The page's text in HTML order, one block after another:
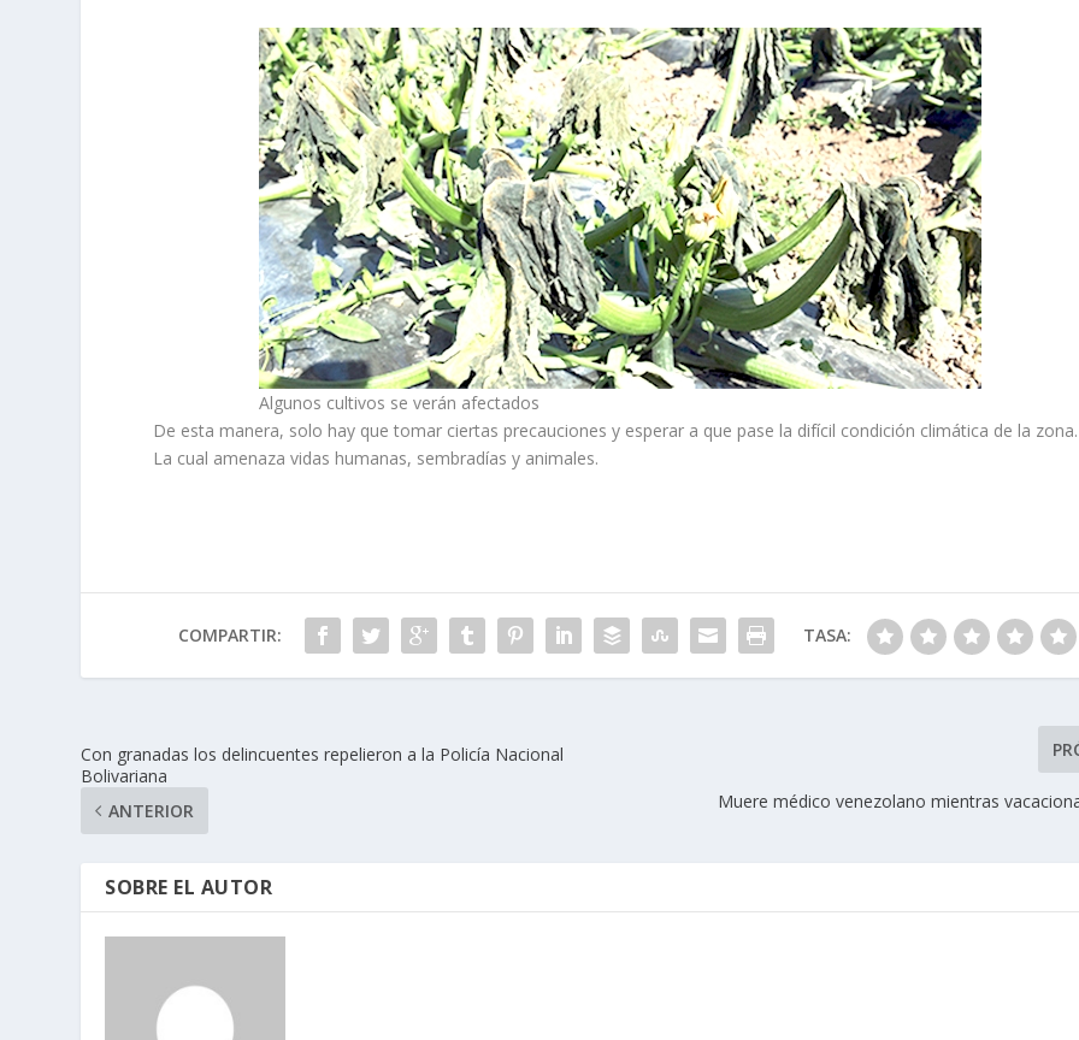
Algunos cultivos se verán afectados
De esta manera, solo hay que tomar ciertas precauciones y esperar a que pase la difícil condición climática de la zona.
La cual amenaza vidas humanas, sembradías y animales.
COMPARTIR: TASA:
Con granadas los delincuentes repelieron a la Policía Nacional
Bolivariana
ANTERIOR
Muere médico venezolano mientras
SOBRE EL AUTOR